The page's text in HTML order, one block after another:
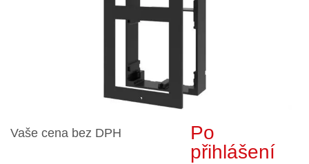
Vaše cena bez DPH
Po
přihlášení